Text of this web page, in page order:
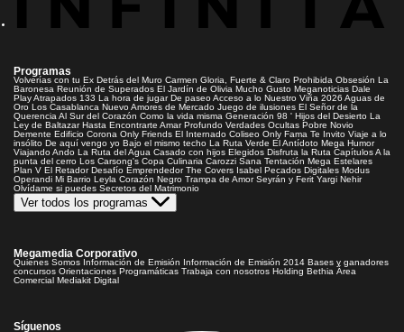
Programas
Volverías con tu Ex Detrás del Muro Carmen Gloria, Fuerte & Claro Prohibida Obsesión La
Baronesa Reunión de Superados El Jardín de Olivia Mucho Gusto Meganoticias Dale
PlayAtrapados 133 La hora de jugar De paseoAcceso a lo Nuestro Viña 2026 Aguas de
Oro Los Casablanca Nuevo Amores de Mercado Juego de ilusiones El Señor de la
Querencia Al Sur del Corazón Como la vida misma Generación 98 ' Hijos del Desierto La
Ley de Baltazar Hasta Encontrarte Amar Profundo Verdades Ocultas Pobre Novio
Demente Edificio Corona Only Friends El Internado Coliseo Only Fama Te Invito Viaje a lo
insólito De aquí vengo yo Bajo el mismo techo La Ruta Verde El Antídoto Mega Humor
Viajando Ando La Ruta del Agua Casado con hijos Elegidos Disfruta la Ruta CapítulosA la
punta del cerro Los Carsong's Copa Culinaria Carozzi Sana Tentación Mega Estelares
Plan V El Retador Desafío Emprendedor The Covers Isabel Pecados Digitales Modus
Operandi Mi Barrio Leyla Corazón Negro Trampa de Amor Seyrán y Ferit Yargi Nehir
Olvídame si puedes Secretos del Matrimonio
Ver todos los programas
Megamedia Corporativo
Quienes Somos Información de Emisión Información de Emisión 2014 Bases y ganadores
concursos Orientaciones Programáticas Trabaja con nosotros Holding Bethia Área
Comercial Mediakit Digital
Síguenos